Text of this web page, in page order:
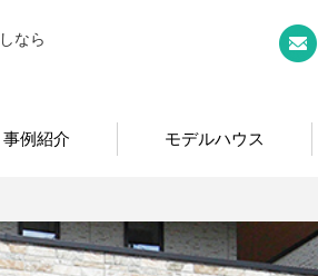
建て、土地、分譲ならお任せください
なら
事例紹介 モデルハウス